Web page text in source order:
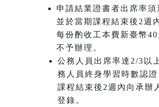
申請結業證書者出席率須
並於當期課程結束後2週
每份酌收工本費新臺幣40
不予辦理。
公務人員出席率達2/3以
務人員終身學習時數認證
課程結束後2週內向承辦
登錄。